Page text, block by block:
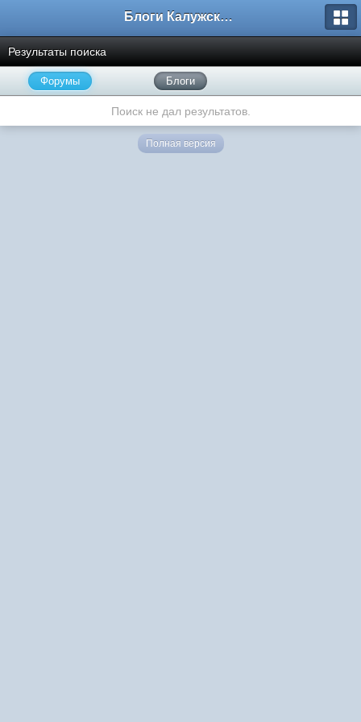
Блоги Калужского перекрестка
Результаты поиска
Форумы Блоги
Поиск не дал результатов.
Полная версия